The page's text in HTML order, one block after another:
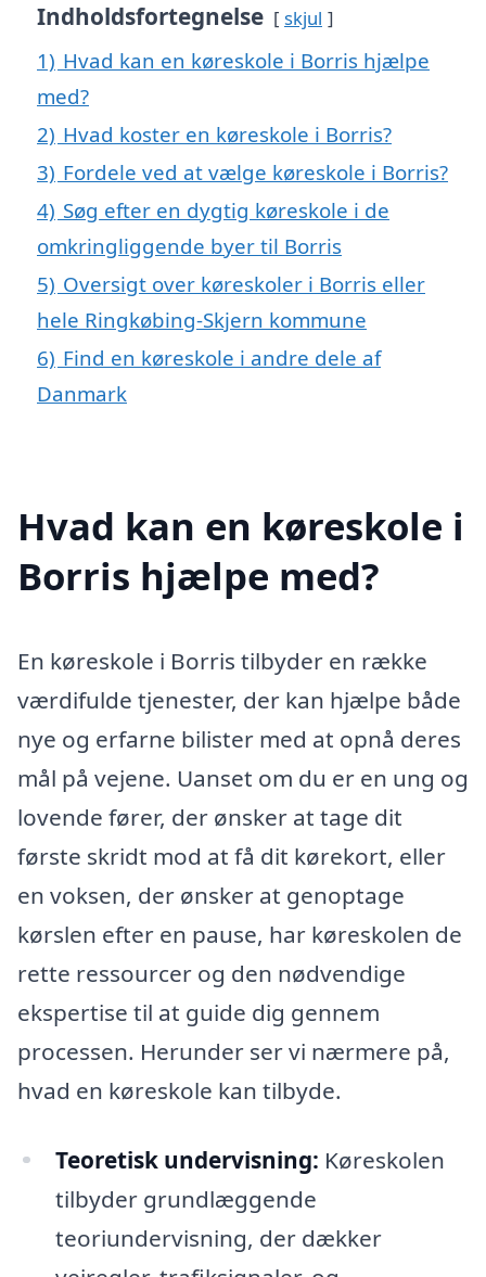
Indholdsfortegnelse skjul
1) Hvad kan en køreskole i Borris hjælpe
med?
2) Hvad koster en køreskole i Borris?
3) Fordele ved at vælge køreskole i Borris?
4) Søg efter en dygtig køreskole i de
omkringliggende byer til Borris
5) Oversigt over køreskoler i Borris eller
hele Ringkøbing-Skjern kommune
6) Find en køreskole i andre dele af
Danmark
Hvad kan en køreskole i
Borris hjælpe med?
En køreskole i Borris tilbyder en række
værdifulde tjenester, der kan hjælpe både
nye og erfarne bilister med at opnå deres
mål på vejene. Uanset om du er en ung og
lovende fører, der ønsker at tage dit
første skridt mod at få dit kørekort, eller
en voksen, der ønsker at genoptage
kørslen efter en pause, har køreskolen de
rette ressourcer og den nødvendige
ekspertise til at guide dig gennem
processen. Herunder ser vi nærmere på,
hvad en køreskole kan tilbyde.
Teoretisk undervisning: Køreskolen
tilbyder grundlæggende
teoriundervisning, der dækker